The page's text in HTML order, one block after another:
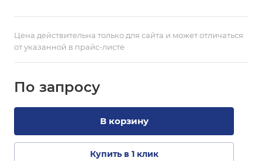
Цена действительна только для сайта и может отличаться
от указанной в прайс-листе
По запросу
В корзину
Купить в 1 клик